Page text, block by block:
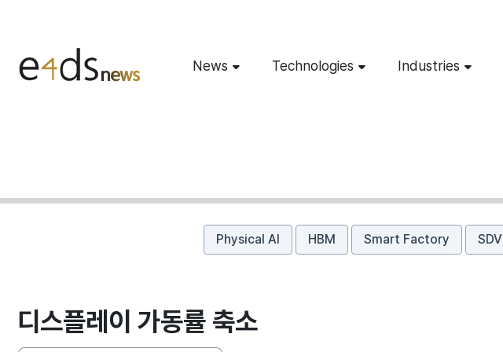
News Technologies Industries
Physical AI HBM Smart Factory SDV
디스플레이 가동률 축소